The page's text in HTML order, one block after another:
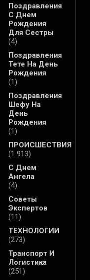
Поздравления
С Днем
Рождения
Для Сестры
(4)
Поздравления
Тете На День
Рождения
(1)
Поздравления
Шефу На
День
Рождения
(1)
ПРОИСШЕСТВИЯ
(1 913)
С Днем
Ангела
(4)
Советы
Экспертов
(11)
ТЕХНОЛОГИИ
(273)
Транспорт И
Логистика
(251)